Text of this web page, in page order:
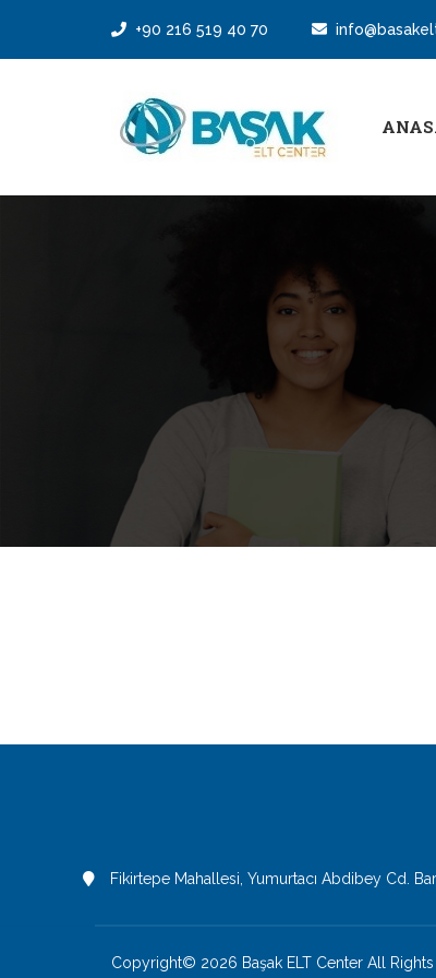
+90 216 519 40 70
Fikirtepe Mahallesi, Yumurtacı Abdibey Cd.
Copyright© 2026 Başak ELT Center All Rights